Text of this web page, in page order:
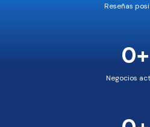
Reseñas
0+
Negocios